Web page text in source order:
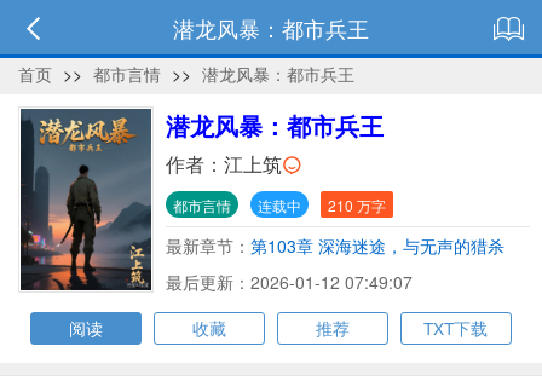
潜龙风暴：都市兵王
首页 >> 都市言情 >> 潜龙风暴：都市兵王
潜龙风暴：都市兵王
作者： 江上筑
都市言情 连载中 210 万字
最新章节： 第103章 深海迷途，与无声的猎杀
最后更新：2026-01-12 07:49:07
阅读
收藏 推荐 TXT下载